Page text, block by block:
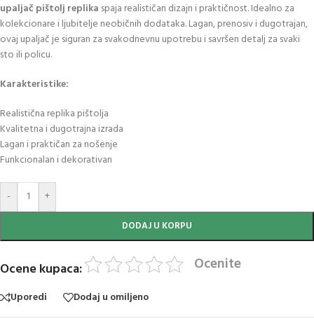
upaljač pištolj replika spaja realističan dizajn i praktičnost. Idealno za
kolekcionare i ljubitelje neobičnih dodataka. Lagan, prenosiv i dugotrajan,
ovaj upaljač je siguran za svakodnevnu upotrebu i savršen detalj za svaki
sto ili policu.
Karakteristike:
Realistična replika pištolja
Kvalitetna i dugotrajna izrada
Lagan i praktičan za nošenje
Funkcionalan i dekorativan
- +
DODAJ U KORPU
Ocene kupaca: Ocenite
Uporedi Dodaj u omiljeno